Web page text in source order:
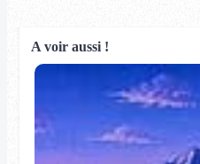
A voir aussi !